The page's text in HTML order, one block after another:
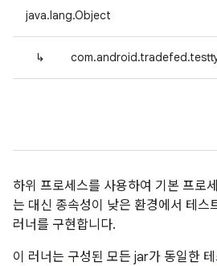
java.lang.Object
↳
하위 프로세스를 사용하여 기본 프로
는 대신 종속성이 낮은 환경에서 테
러너를 구현합니다.
이 러너는 구성된 모든 jar가 동일한